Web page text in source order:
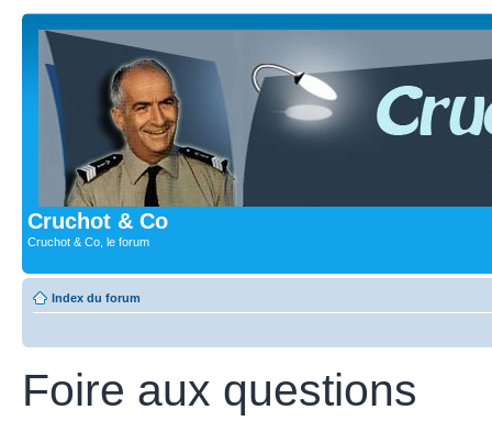
Cruchot & Co
Cruchot & Co, le forum
Index du forum
Foire aux questions